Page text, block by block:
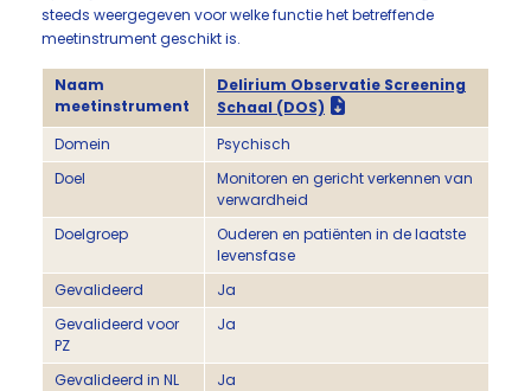
steeds weergegeven voor welke functie het betreffende
meetinstrument geschikt is.
Naam
meetinstrument
Delirium Observatie Screening
Schaal (DOS)
Domein
Psychisch
Doel
Monitoren en gericht verkennen van
verwardheid
Doelgroep
Ouderen en patiënten in de laatste
levensfase
Gevalideerd
Ja
Gevalideerd voor
PZ
Ja
Gevalideerd in NL
Ja